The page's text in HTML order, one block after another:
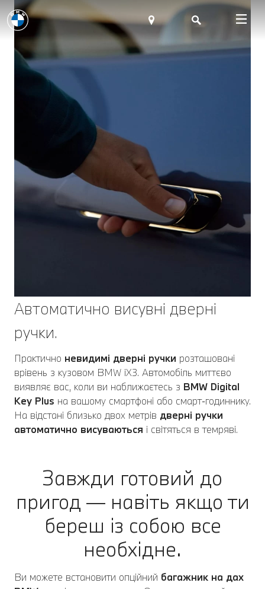
Автоматично висувні дверні
ручки.
Практично невидимі дверні ручки розташовані
врівень з кузовом BMW iX3. Автомобіль миттєво
виявляє вас, коли ви наближаєтесь з BMW Digital
Key Plus на вашому смартфоні або смарт‑годиннику.
На відстані близько двох метрів дверні ручки
автоматично висуваються і світяться в темряві.
Завжди готовий до
пригод — навіть якщо ти
береш із собою все
необхідне.
Ви можете встановити опційний багажник на дах